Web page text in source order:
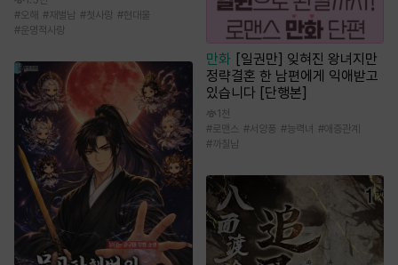
#오해 # 재벌남 #첫사랑 #현대물
#운명적사랑
만화
[일권만] 잊혀진 왕녀지만
정략결혼 한 남편에게 익애받고
있습니다 [단행본]
1천
#로맨스 #서양풍 #능력녀 #애증관계
#까칠남